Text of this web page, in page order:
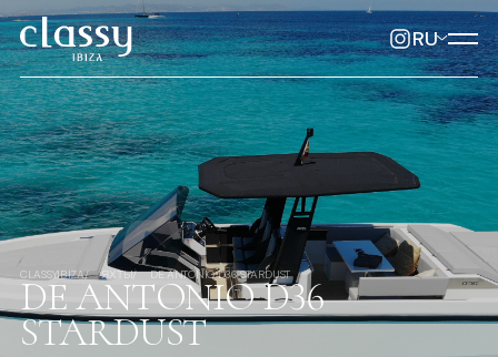
RU
CLASSYIBIZA ЯХТЫ DE ANTONIO D36 STARDUST
DE ANTONIO D36
STARDUST